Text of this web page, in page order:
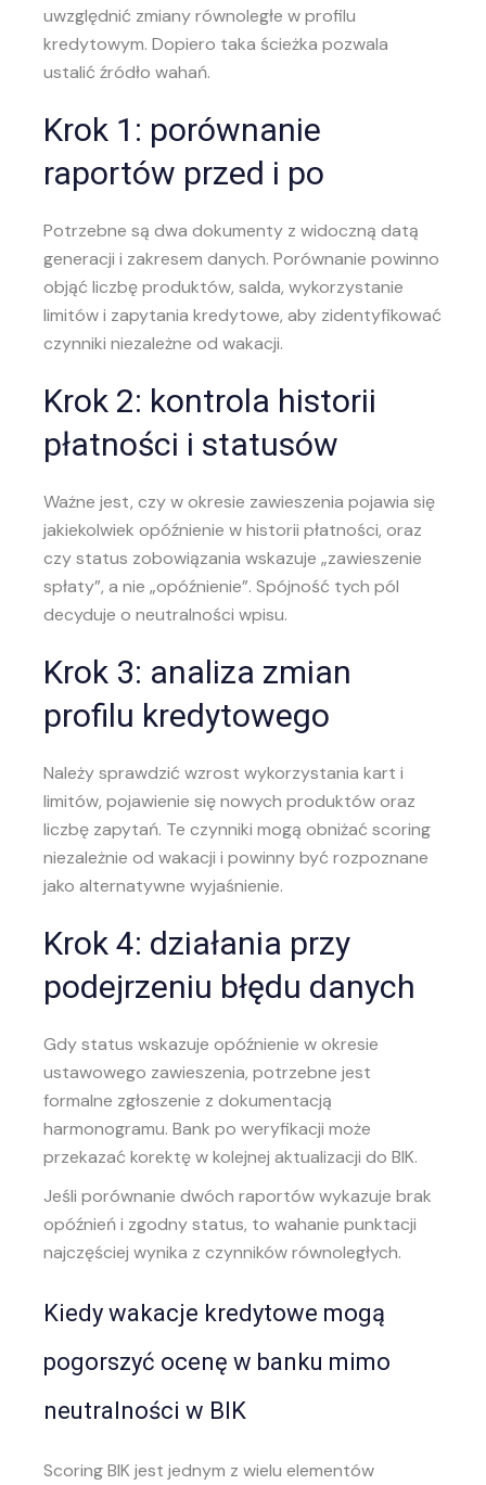
uwzględnić zmiany równoległe w profilu
kredytowym. Dopiero taka ścieżka pozwala
ustalić źródło wahań.
Krok 1: porównanie
raportów przed i po
Potrzebne są dwa dokumenty z widoczną datą
generacji i zakresem danych. Porównanie powinno
objąć liczbę produktów, salda, wykorzystanie
limitów i zapytania kredytowe, aby zidentyfikować
czynniki niezależne od wakacji.
Krok 2: kontrola historii
płatności i statusów
Ważne jest, czy w okresie zawieszenia pojawia się
jakiekolwiek opóźnienie w historii płatności, oraz
czy status zobowiązania wskazuje „zawieszenie
spłaty”, a nie „opóźnienie”. Spójność tych pól
decyduje o neutralności wpisu.
Krok 3: analiza zmian
profilu kredytowego
Należy sprawdzić wzrost wykorzystania kart i
limitów, pojawienie się nowych produktów oraz
liczbę zapytań. Te czynniki mogą obniżać scoring
niezależnie od wakacji i powinny być rozpoznane
jako alternatywne wyjaśnienie.
Krok 4: działania przy
podejrzeniu błędu danych
Gdy status wskazuje opóźnienie w okresie
ustawowego zawieszenia, potrzebne jest
formalne zgłoszenie z dokumentacją
harmonogramu. Bank po weryfikacji może
przekazać korektę w kolejnej aktualizacji do BIK.
Jeśli porównanie dwóch raportów wykazuje brak
opóźnień i zgodny status, to wahanie punktacji
najczęściej wynika z czynników równoległych.
Kiedy wakacje kredytowe mogą
pogorszyć ocenę w banku mimo
neutralności w BIK
Scoring BIK jest jednym z wielu elementów